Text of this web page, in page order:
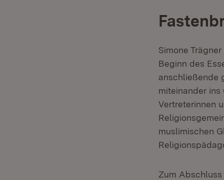
Simone Trägner
Beginn des
anschließende
miteinander ins
Vertreterinnen
muslimischen
Zum